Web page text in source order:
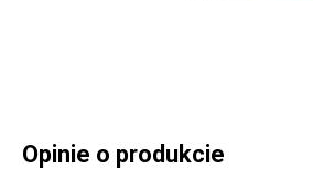
Opinie o produkcie